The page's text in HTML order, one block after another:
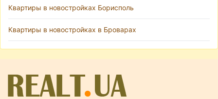
Квартиры в новостройках Борисполь
Квартиры в новостройках в Броварах